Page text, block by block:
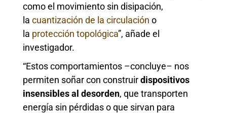
como el movimiento sin disipación,
la cuantización de la circulación o
la protección topológica”, añade el
investigador.
“Estos comportamientos –concluye– nos
permiten soñar con construirdispositivos
insensibles al desorden, que transporten
energía sin pérdidas o que sirvan para